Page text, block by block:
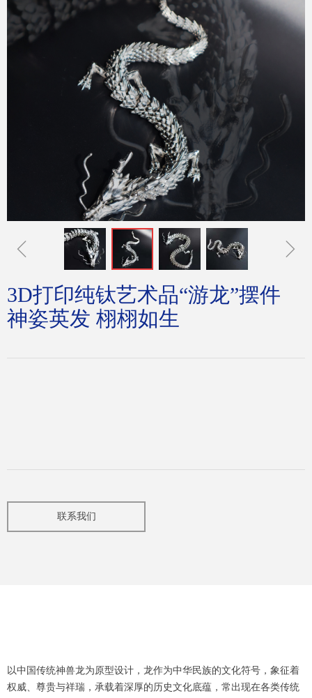
ꁆ ꁇ
3D打印纯钛艺术品“游龙”摆件
神姿英发 栩栩如生
联系我们
以中国传统神兽龙为原型设计，龙作为中华民族的文化符号，象征着
权威、尊贵与祥瑞，承载着深厚的历史文化底蕴，常出现在各类传统